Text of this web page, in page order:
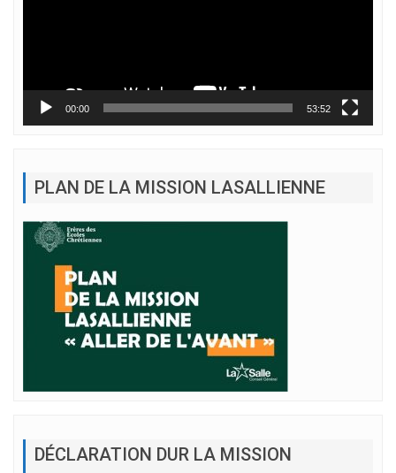
00:00 53:52
PLAN DE LA MISSION LASALLIENNE
DÉCLARATION DUR LA MISSION